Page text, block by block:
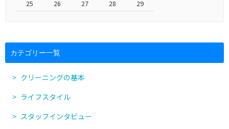
25
26 27 28 29
カテゴリー一覧
クリーニングの基本
ライフスタイル
スタッフインタビュー